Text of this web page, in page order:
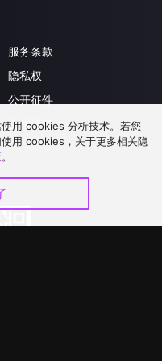
服务条款
隐私权
公开征件
合作洽談
用 cookies 分析技术。若您
用 cookies，关于更多相关隐
。